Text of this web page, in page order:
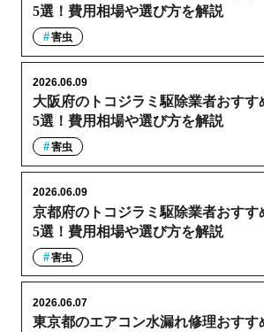
5選！費用相場や選び方を解説
害虫
大阪府のトコジラミ駆除業者おすす
5選！費用相場や選び方を解説
2026.06.09
害虫
京都府のトコジラミ駆除業者おすす
5選！費用相場や選び方を解説
2026.06.09
害虫
東京都のエアコン水漏れ修理おすす
2026.06.07